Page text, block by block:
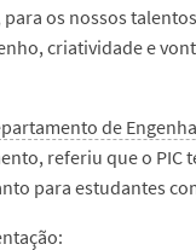
os nossos
criatividade e
de
referiu que o PIC
para estudantes